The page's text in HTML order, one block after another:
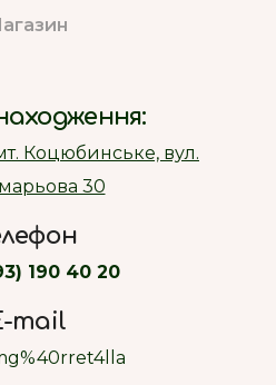
Коцюбинське, вул.
30
190 40 20
mail